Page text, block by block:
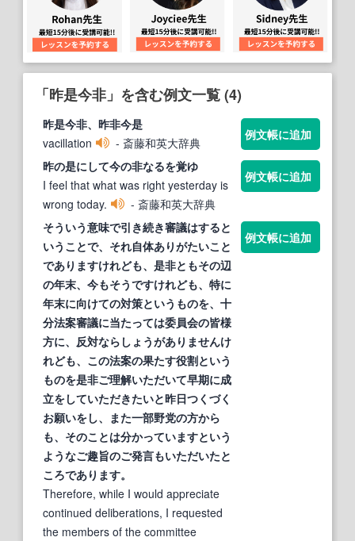
「昨是今非」を含む例文一覧 (4)
昨是今非、 昨非今是
vacillation
- 斎藤和英大辞典
例文帳に追加
昨の是にして今の非なるを覚ゆ
I feel that what was right yesterday is
wrong today.
- 斎藤和英大辞典
例文帳に追加
そういう意味で引き続き審議はすると
いうことで、それ自体ありがたいこと
でありますけれども、 是非ともその辺
の年末、 今もそうですけれども、特に
年末に向けての対策というものを、十
分法案審議に当たっては委員会の皆様
方に、反対ならしょうがありませんけ
れども、この法案の果たす役割という
ものを是非ご理解いただいて早期に成
立をしていただきたいと昨日つくづく
お願いをし、また一部野党の方から
も、そのことは分かっていますという
ようなご趣旨のご発言もいただいたと
ころであります。
Therefore, while I would appreciate
continued deliberations, I requested
the members of the committee
例文帳に追加